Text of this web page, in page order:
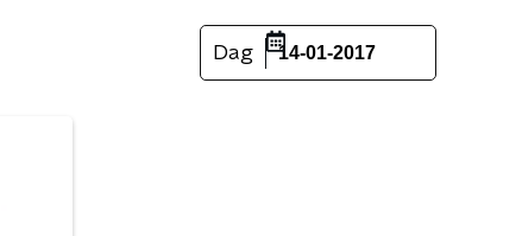
Dag 14-01-2017